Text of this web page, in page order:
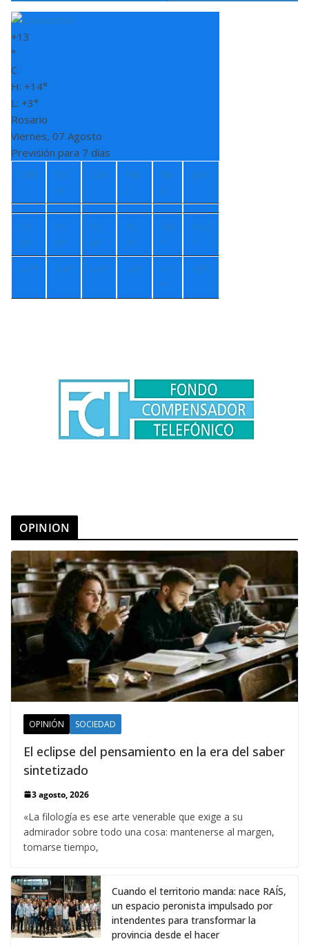
+13
°
C
H: +14°
L: +3°
Rosario
Viernes, 07 Agosto
Previsión para 7 días
Sáb
Do
m
Lun
Ma
r
Mi
é
Jue
+1
6°
+1
5°
+1
4°
+1
1°
+8
°
+13
°
+7° +4° +4° +4° +7
°
+8°
OPINION
OPINIÓN SOCIEDAD
El eclipse del pensamiento en la era del saber
sintetizado
3 agosto, 2026
«La filología es ese arte venerable que exige a su
admirador sobre todo una cosa: mantenerse al margen,
tomarse tiempo,
Cuando el territorio manda: nace RAÍS,
un espacio peronista impulsado por
intendentes para transformar la
provincia desde el hacer